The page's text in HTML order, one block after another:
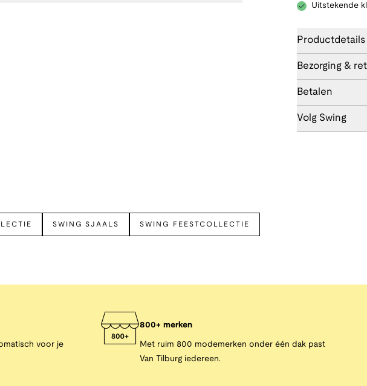
Uitstekende
Productdetails
Bezorging &
Betalen
Volg Swing
SWING SJAALS SWING FEESTCOLLECTIE
voor je
800+ merken
Met ruim 800 modemerken onder één dak past
Van Tilburg iedereen.